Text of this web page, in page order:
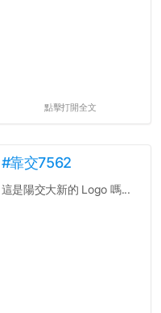
點擊打開全文
#靠交7562
這是陽交大新的 Logo 嗎...